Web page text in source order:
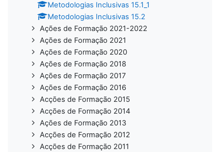
Metodologias Inclusivas 15.1_1
Metodologias Inclusivas 15.2
Ações de Formação 2021-2022
Ações de Formação 2021
Ações de Formação 2020
Ações de Formação 2018
Ações de Formação 2017
Ações de Formação 2016
Acções de Formação 2015
Acções de Formação 2014
Ações de Formação 2013
Acções de Formação 2012
Acções de Formação 2011